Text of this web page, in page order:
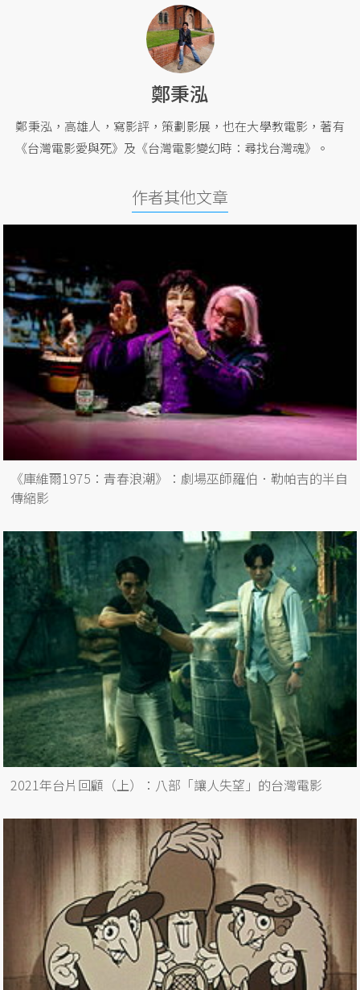
鄭秉泓
鄭秉泓，高雄人，寫影評，策劃影展，也在大學教電影，著有
《台灣電影愛與死》及《台灣電影變幻時：尋找台灣魂》。
作者其他文章
《庫維爾1975：青春浪潮》：劇場巫師羅伯．勒帕吉的半自
傳縮影
2021年台片回顧（上）：八部「讓人失望」的台灣電影